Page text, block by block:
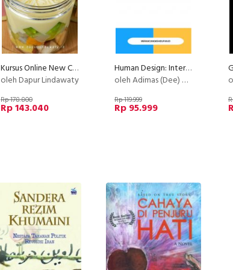
Kursus Online New Creamy Salad Buah Philiphine Dapur Lindawaty PU
oleh Dapur Lindawaty
Rp 178.800
Rp 143.040
Human Design: Intermediate Class
oleh Adimas (Dee) Wirajayanagara (Lesmana)
Rp 119.999
Rp 95.999